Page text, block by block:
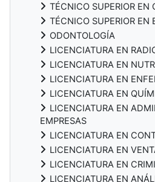
TÉCNICO SUPERIOR EN
TÉCNICO SUPERIOR EN
ODONTOLOGÍA
LICENCIATURA EN
LICENCIATURA EN
LICENCIATURA EN
LICENCIATURA EN
LICENCIATURA EN
EMPRESAS
LICENCIATURA EN
LICENCIATURA EN
LICENCIATURA EN
LICENCIATURA EN